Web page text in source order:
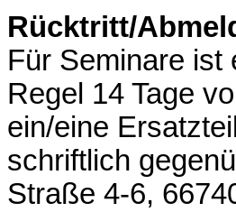
Rücktritt/
Für Seminare ist
Regel 14 Tage
ein/eine
schriftlich
Straße 4-6,